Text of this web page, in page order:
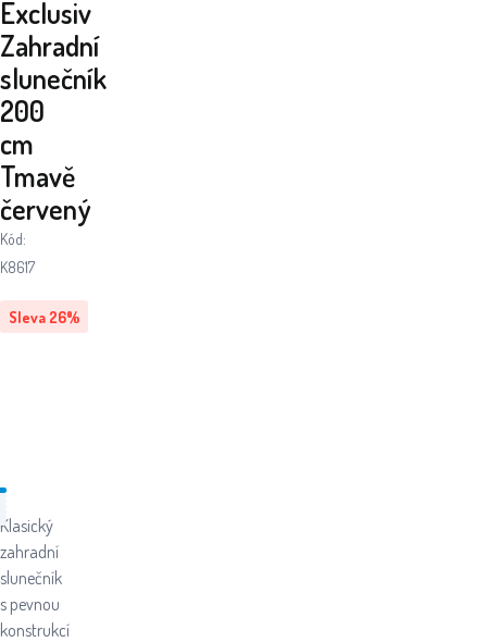
Sleva 26%
Exclusiv
Zahradní
slunečník
200
cm
Tmavě
červený
Kód:
K8617
Klasický
zahradní
slunečník
s pevnou
konstrukcí